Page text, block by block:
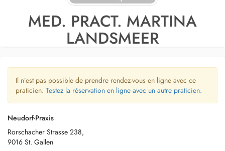
MED. PRACT. MARTINA
LANDSMEER
Il n’est pas possible de prendre rendez-vous en ligne avec ce
praticien. Testez la réservation en ligne avec un autre praticien.
Neudorf-Praxis
Rorschacher Strasse 238,
9016 St. Gallen